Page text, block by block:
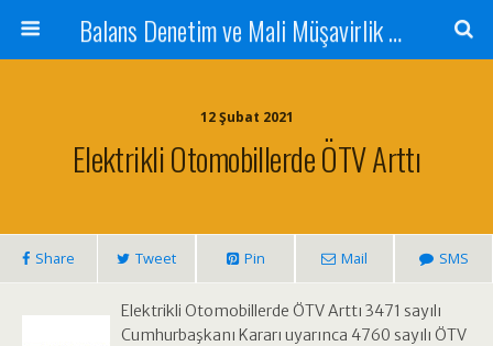
Balans Denetim ve Mali Müşavirlik Hizmetleri
12 Şubat 2021
Elektrikli Otomobillerde ÖTV Arttı
Share Tweet Pin Mail SMS
Elektrikli Otomobillerde ÖTV Arttı 3471 sayılı
Cumhurbaşkanı Kararı uyarınca 4760 sayılı ÖTV